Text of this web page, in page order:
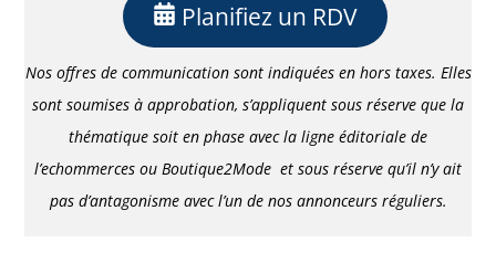
Planifiez un RDV
Nos offres de communication sont indiquées en hors taxes. Elles
sont soumises à approbation, s’appliquent sous réserve que la
thématique soit en phase avec la ligne éditoriale de
l’echommerces ou Boutique2Mode et sous réserve qu’il n’y ait
pas d’antagonisme avec l’un de nos annonceurs réguliers.